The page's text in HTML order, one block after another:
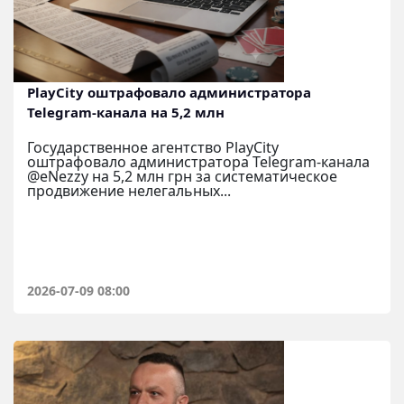
PlayCity оштрафовало администратора
Telegram-канала на 5,2 млн
Государственное агентство PlayCity
оштрафовало администратора Telegram-канала
@eNezzy на 5,2 млн грн за систематическое
продвижение нелегальных...
2026-07-09 08:00